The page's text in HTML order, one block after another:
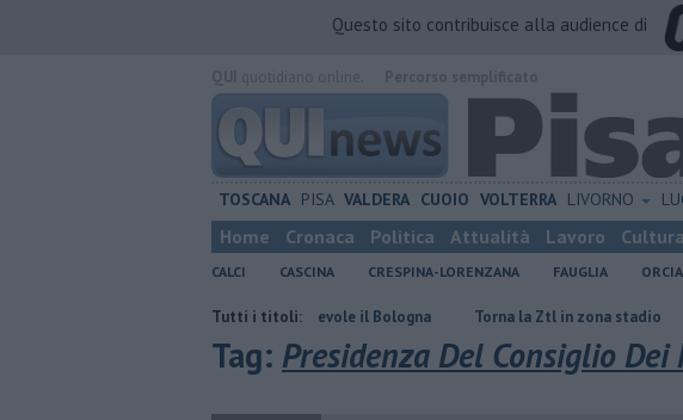
Questo sito contribuisce alla audience di
TOSCANA PISA VALDERA CUOIO VOLTERRA LIVORNO
Home Cronaca Politica Attualità Lavoro
CALCI CASCINA CRESPINA-LORENZANA FAUGLIA
Tutti i titoli:
Il Pisa batte in amichevole il Bologna Torna la Ztl in zona stadio Oltre
Tag: Presidenza Del Consiglio